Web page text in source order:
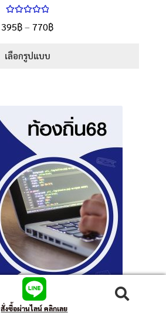
5.00
ตั้งแต่
395฿– 770฿
เลือกรูปแบบ
สั่งซื้อผ่านไลน์ คลิกเลย